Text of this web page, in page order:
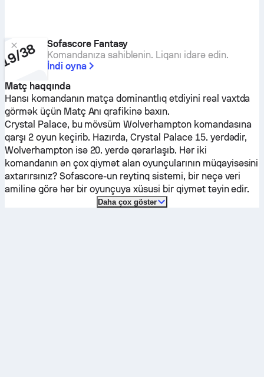
Sofascore Fantasy
Komandanıza sahiblənin. Liqanı idarə edin.
İndi oyna
Matç haqqında
Hansı komandanın matça dominantlıq etdiyini real vaxtda
görmək üçün Matç Anı qrafikinə baxın.
Crystal Palace, bu mövsümWolverhamptonkomandasına
qarşı 2 oyun keçirib. Hazırda,Crystal Palace15. yerdədir,
Wolverhamptonisə 20. yerdə qərarlaşıb. Hər iki
komandanın ən çox qiymət alan oyunçularının müqayisəsini
axtarırsınız? Sofascore-un reytinq sistemi, bir neçə veri
amilinə görə hər bir oyunçuya xüsusi bir qiymət təyin edir.
Daha çox göstər